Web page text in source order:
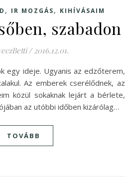
, IR MOZGÁS, KIHÍVÁSAIM
szabadon
/ 2016.12.01.
Az emberek cserélődnek, az
közül sokaknak lejárt a bérlete,
az utóbbi időben kizárólag…
TOVÁBB